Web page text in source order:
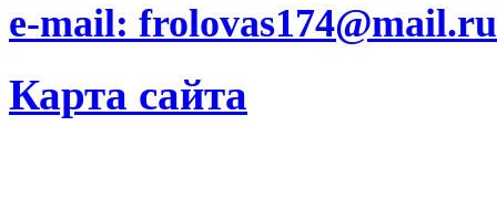
e-mail: frolovas174@mail.ru
Карта сайта